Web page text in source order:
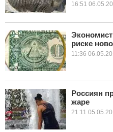
В
16:51
риске
11:36
Россиян
жаре
21:11